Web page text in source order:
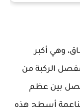
وهي أكبر
الركبة من
بين عظم